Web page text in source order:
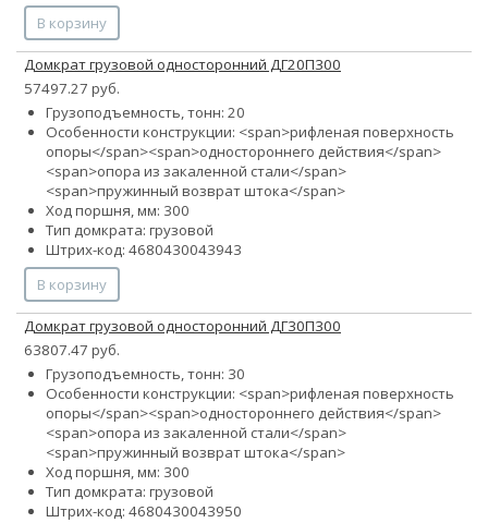
В корзину
Домкрат грузовой односторонний ДГ20П300
57497.27 руб.
Грузоподъемность, тонн: 20
Особенности конструкции: <span>рифленая поверхность
опоры</span><span>одностороннего действия</span>
<span>опора из закаленной стали</span>
<span>пружинный возврат штока</span>
Ход поршня, мм: 300
Тип домкрата: грузовой
Штрих-код: 4680430043943
В корзину
Домкрат грузовой односторонний ДГ30П300
63807.47 руб.
Грузоподъемность, тонн: 30
Особенности конструкции: <span>рифленая поверхность
опоры</span><span>одностороннего действия</span>
<span>опора из закаленной стали</span>
<span>пружинный возврат штока</span>
Ход поршня, мм: 300
Тип домкрата: грузовой
Штрих-код: 4680430043950